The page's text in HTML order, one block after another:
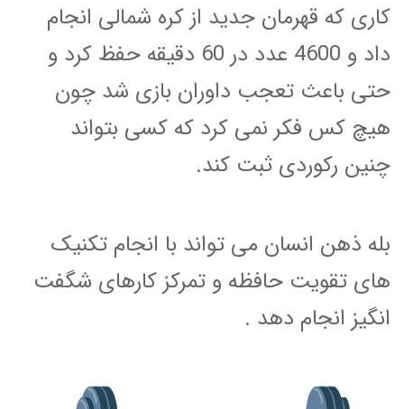
کاری که قهرمان جدید از کره شمالی انجام
داد و 4600 عدد در 60 دقیقه حفظ کرد و
حتی باعث تعجب داوران بازی شد چون
هیچ کس فکر نمی کرد که کسی بتواند
چنین رکوردی ثبت کند.
بله ذهن انسان می تواند با انجام تکنیک
های تقویت حافظه و تمرکز کارهای شگفت
انگیز انجام دهد .